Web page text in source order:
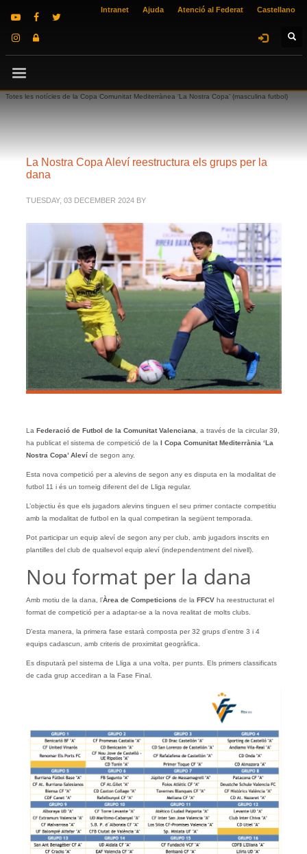
Intranet Ajuda Atenció al Federat Castellano
Totes les notícies de la Copa Comunitat Mediterrànea ‘La Nostra Copa’ (masculina futbol)
La Nostra Copa Aleví reestructura els grups per la
dana
TUESDAY, 03 DECEMBER 2024 BY
La Federació de Futbol de la Comunitat Valenciana, a través de la circular 39,
ha publicat el sistema de competició de la I Copa Comunitat Mediterrània ‘La
Nostra Copa’ Alevíde segon any.
Esta nova competició per a alevins de segon any es disputa en la modalitat de
futbol 11 i és un torneig diferent del de Lliga regular.
L’objectiu és que els jugadors alevins tinguen el seu primer contacte competitiu
amb la modalitat de futbol en la qual competiran la següent temporada.
Pot participar un equip aleví de segon any per club, amb jugadors inscrits en
plantilles del club de qualsevol equip aleví (independentment del nivell).
Nou format per la dana
Amb motiu de la dana, l’Àrea de Competicions de la FFCV ha reestructurat el
format de competició per a adaptar-se a la nova realitat de molts clubs.
D’esta manera, la primera fase estarà composta per 32 grups d’entre 3 i 4
equips cadascun, amb criteris de proximitat geogràfica.
Es disputarà pel sistema de Lliga a una volta, per punts. Els primers classificats
de cada grup accediran a la Fase Final.